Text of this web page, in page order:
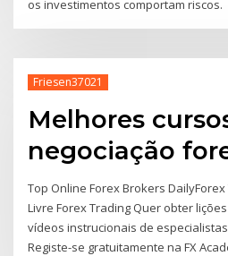
os investimentos comportam riscos.
Friesen37021
Melhores
negociação
Top Online Forex Brokers
Livre Forex Trading Quer obter
vídeos instrucionais de
Registe-se gratuitamente na FX